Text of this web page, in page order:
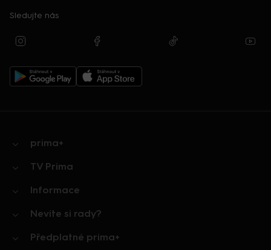
Sledujte nás
prima+
TV Prima
Informace
Nevíte si rady?
Předplatné prima+